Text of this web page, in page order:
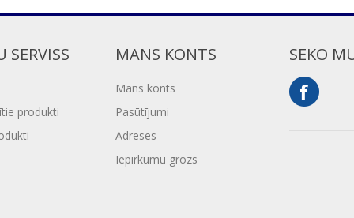
SERVISS
produkti
MANS KONTS
Mans konts
Pasūtījumi
Adreses
Iepirkumu grozs
SEKO